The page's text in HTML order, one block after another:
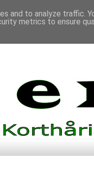
and to analyze traffic.
metrics to ensure